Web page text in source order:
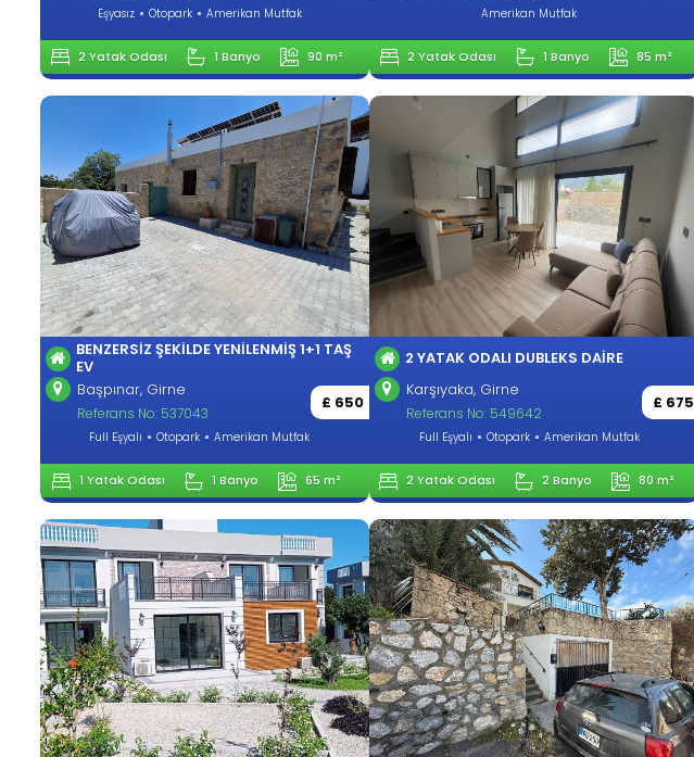
Eşyasız Otopark Amerikan Mutfak
2 Yatak Odası 1 Banyo 90 m²
Amerikan Mutfak
2 Yatak Odası 1 Banyo 85 m²
BENZERSIZ ŞEKILDE YENILENMIŞ 1+1 TAŞ
EV
Başpınar, Girne
£ 650
Referans No: 537043
Full Eşyalı Otopark Amerikan Mutfak
1 Yatak Odası 1 Banyo 65 m²
2 YATAK ODALI DUBLEKS DAIRE
Karşıyaka, Girne
£ 675
Referans No: 549642
Full Eşyalı Otopark Amerikan Mutfak
2 Yatak Odası 2 Banyo 80 m²